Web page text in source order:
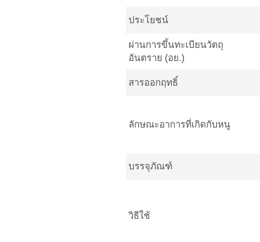
ประโยชน์
ผ่านการขึ้นทะเบียนวัตถุ
อันตราย (อย.)
สารออกฤทธิ์
ลักษณะอาการที่เกิดกับหนู
บรรจุภัณฑ์
วิธีใช้